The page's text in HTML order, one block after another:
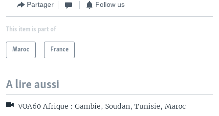
Partager Follow us
This item is part of
Maroc France
A lire aussi
VOA60 Afrique : Gambie, Soudan, Tunisie, Maroc